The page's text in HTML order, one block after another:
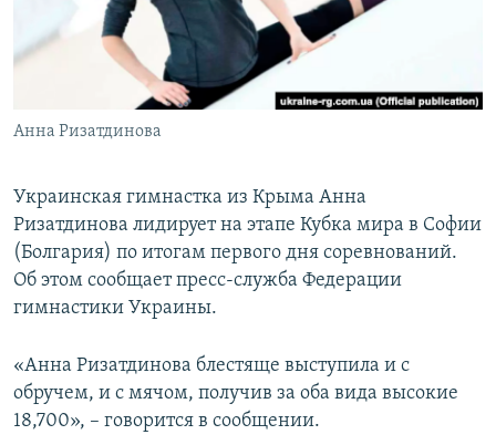
ПОБЕДИТЕЛЕЙ НЕ СУДЯТ?
КРЫМ.НЕПОКОРЕННЫЙ
УКРАИНСКАЯ ПРОБЛЕМА КРЫМА
ПРИСОЕДИНЯЙТЕСЬ!
Анна Ризатдинова
Украинская гимнастка из Крыма Анна
Ризатдинова лидирует на этапе Кубка мира в Софии
(Болгария) по итогам первого дня соревнований.
Об этом сообщает пресс-служба Федерации
гимнастики Украины.
«Анна Ризатдинова блестяще выступила и с
обручем, и с мячом, получив за оба вида высокие
18,700», – говорится в сообщении.